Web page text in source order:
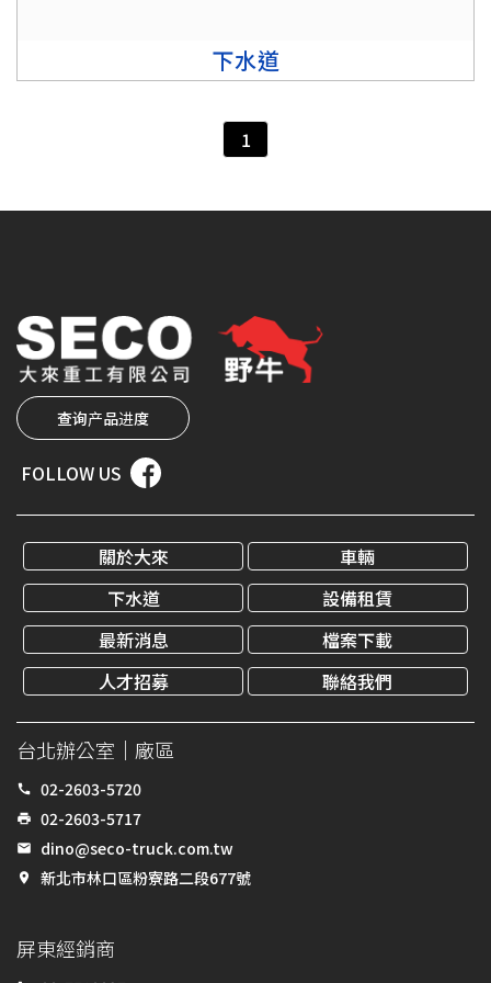
下水道
1
查询产品进度
FOLLOW US
關於大來
車輛
下水道
設備租賃
最新消息
檔案下載
人才招募
聯絡我們
台北辦公室｜廠區
call 02-2603-5720
print 02-2603-5717
email dino@seco-truck.com.tw
place 新北市林口區粉寮路二段677號
屏東經銷商